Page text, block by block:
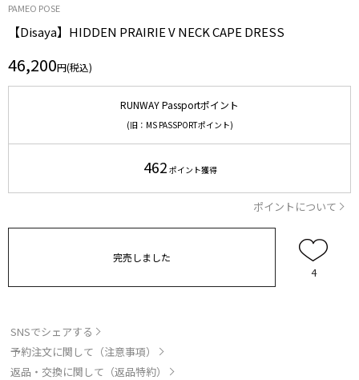
PAMEO POSE
【Disaya】HIDDEN PRAIRIE V NECK CAPE DRESS
46,200円(税込)
RUNWAY Passportポイント
(旧：MS PASSPORTポイント)
462 ポイント獲得
ポイントについて
完売しました
4
SNSでシェアする
予約注文に関して（注意事項）
返品・交換に関して（返品特約）